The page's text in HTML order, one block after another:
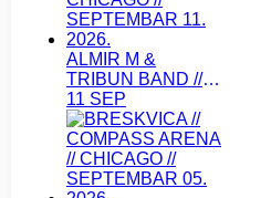
ALMIR M &
TRIBUN BAND //
PLAYBOOK //
CHICAGO //
SEPTEMBAR 11.
2026.
11 SEP